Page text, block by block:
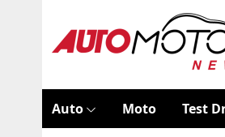
Auto Moto Test